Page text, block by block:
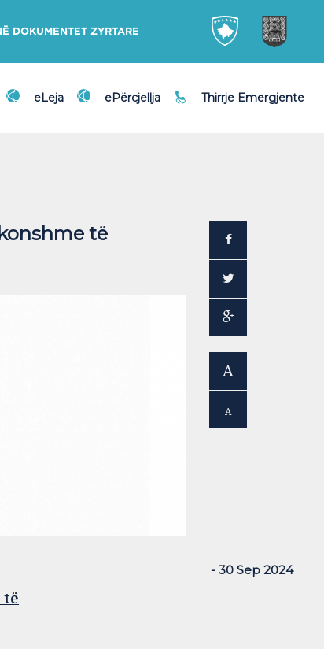
DOKUMENTET ZYRTARE
eLeja ePërcjellja Thirrje Emergjente
të
- 30 Sep 2024
të
A
A